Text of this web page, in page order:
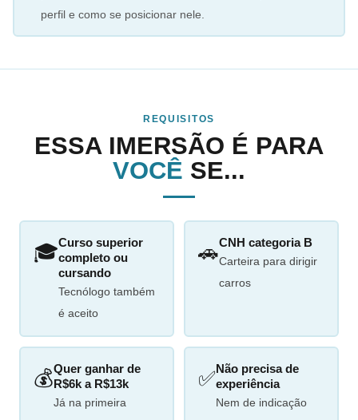
perfil e como se posicionar nele.
REQUISITOS
ESSA IMERSÃO É PARA
VOCÊ SE...
🎓Curso superior
completo ou
cursando
Tecnólogo também
é aceito
🚗CNH categoria B
Carteira para dirigir
carros
💰Quer ganhar de
R$6k a R$13k
Já na primeira
✅Não precisa de
experiência
Nem de indicação